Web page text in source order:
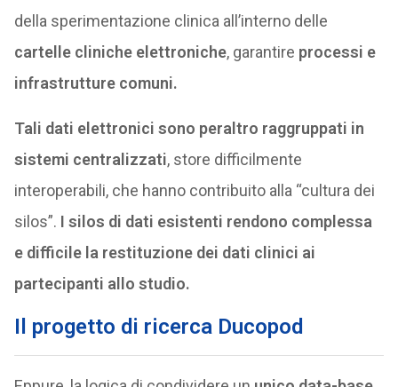
della sperimentazione clinica all’interno delle
cartelle cliniche elettroniche, garantire processi e
infrastrutture comuni.
Tali dati elettronici sono peraltro raggruppati in
sistemi centralizzati, store difficilmente
interoperabili, che hanno contribuito alla “cultura dei
silos”. I silos di dati esistenti rendono complessa
e difficile la restituzione dei dati clinici ai
partecipanti allo studio.
Il progetto di ricerca Ducopod